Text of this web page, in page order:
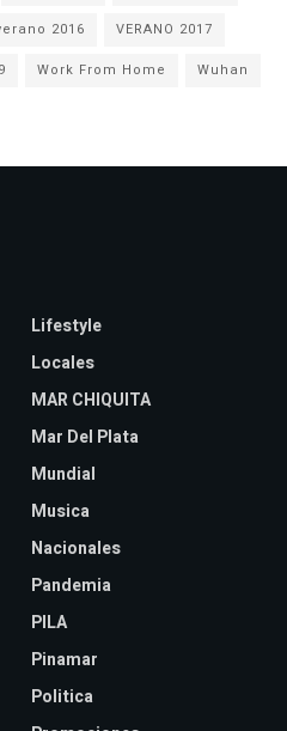
2016
VERANO 2017
Work From Home Wuhan
Lifestyle
Locales
MAR CHIQUITA
Mar Del Plata
Mundial
Musica
Nacionales
Pandemia
PILA
Pinamar
Politica